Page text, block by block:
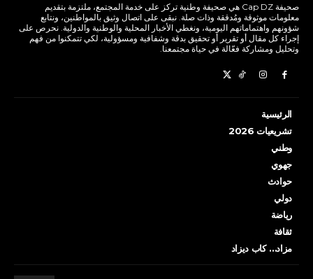
صحيفة Cap DZ هي صحيفة وطنية تركز على خدمة المجتمع، ملتزمة بتقديم
معلومات موثوقة ومُدققة وذات صلة. نبقى على اتصال وثيق بالمواطنين، ونتابع
شؤونهم واهتماماتهم اليومية، ونغطي الأخبار المحلية والوطنية والدولية. نحرص على
إجراء كل مقال أو تقرير أو تحقيق بدقة وشفافية ومسؤولية، لكي تتمكنوا من فهم
وتحليل ومشاركة فعّالة في حياة مجتمعنا.
الرئيسية
تشريعيات 2026
وطني
جهوي
حوادث
دولي
رياضة
ثقافة
مزاد… كاب ديزاد